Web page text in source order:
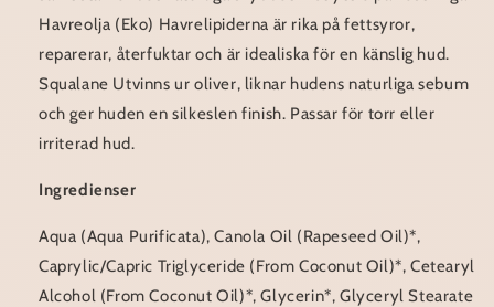
Havreolja (Eko) Havrelipiderna är rika på fettsyror,
reparerar, återfuktar och är idealiska för en känslig hud.
Squalane Utvinns ur oliver, liknar hudens naturliga sebum
och ger huden en silkeslen finish. Passar för torr eller
irriterad hud.
Ingredienser
Aqua (Aqua Purificata), Canola Oil (Rapeseed Oil)*,
Caprylic/Capric Triglyceride (From Coconut Oil)*, Cetearyl
Alcohol (From Coconut Oil)*, Glycerin*, Glyceryl Stearate